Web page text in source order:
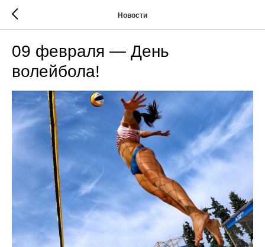
Новости
09 февраля — День
волейбола!